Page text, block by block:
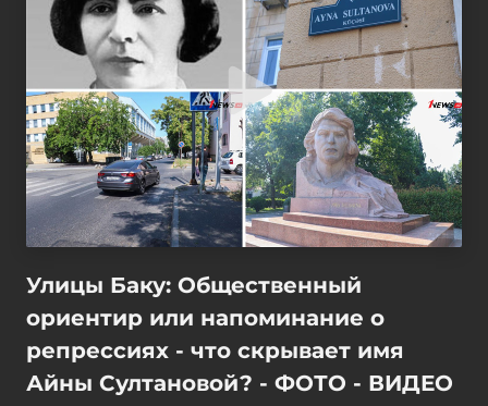
Улицы Баку: Общественный
ориентир или напоминание о
репрессиях - что скрывает имя
Айны Султановой? - ФОТО - ВИДЕО